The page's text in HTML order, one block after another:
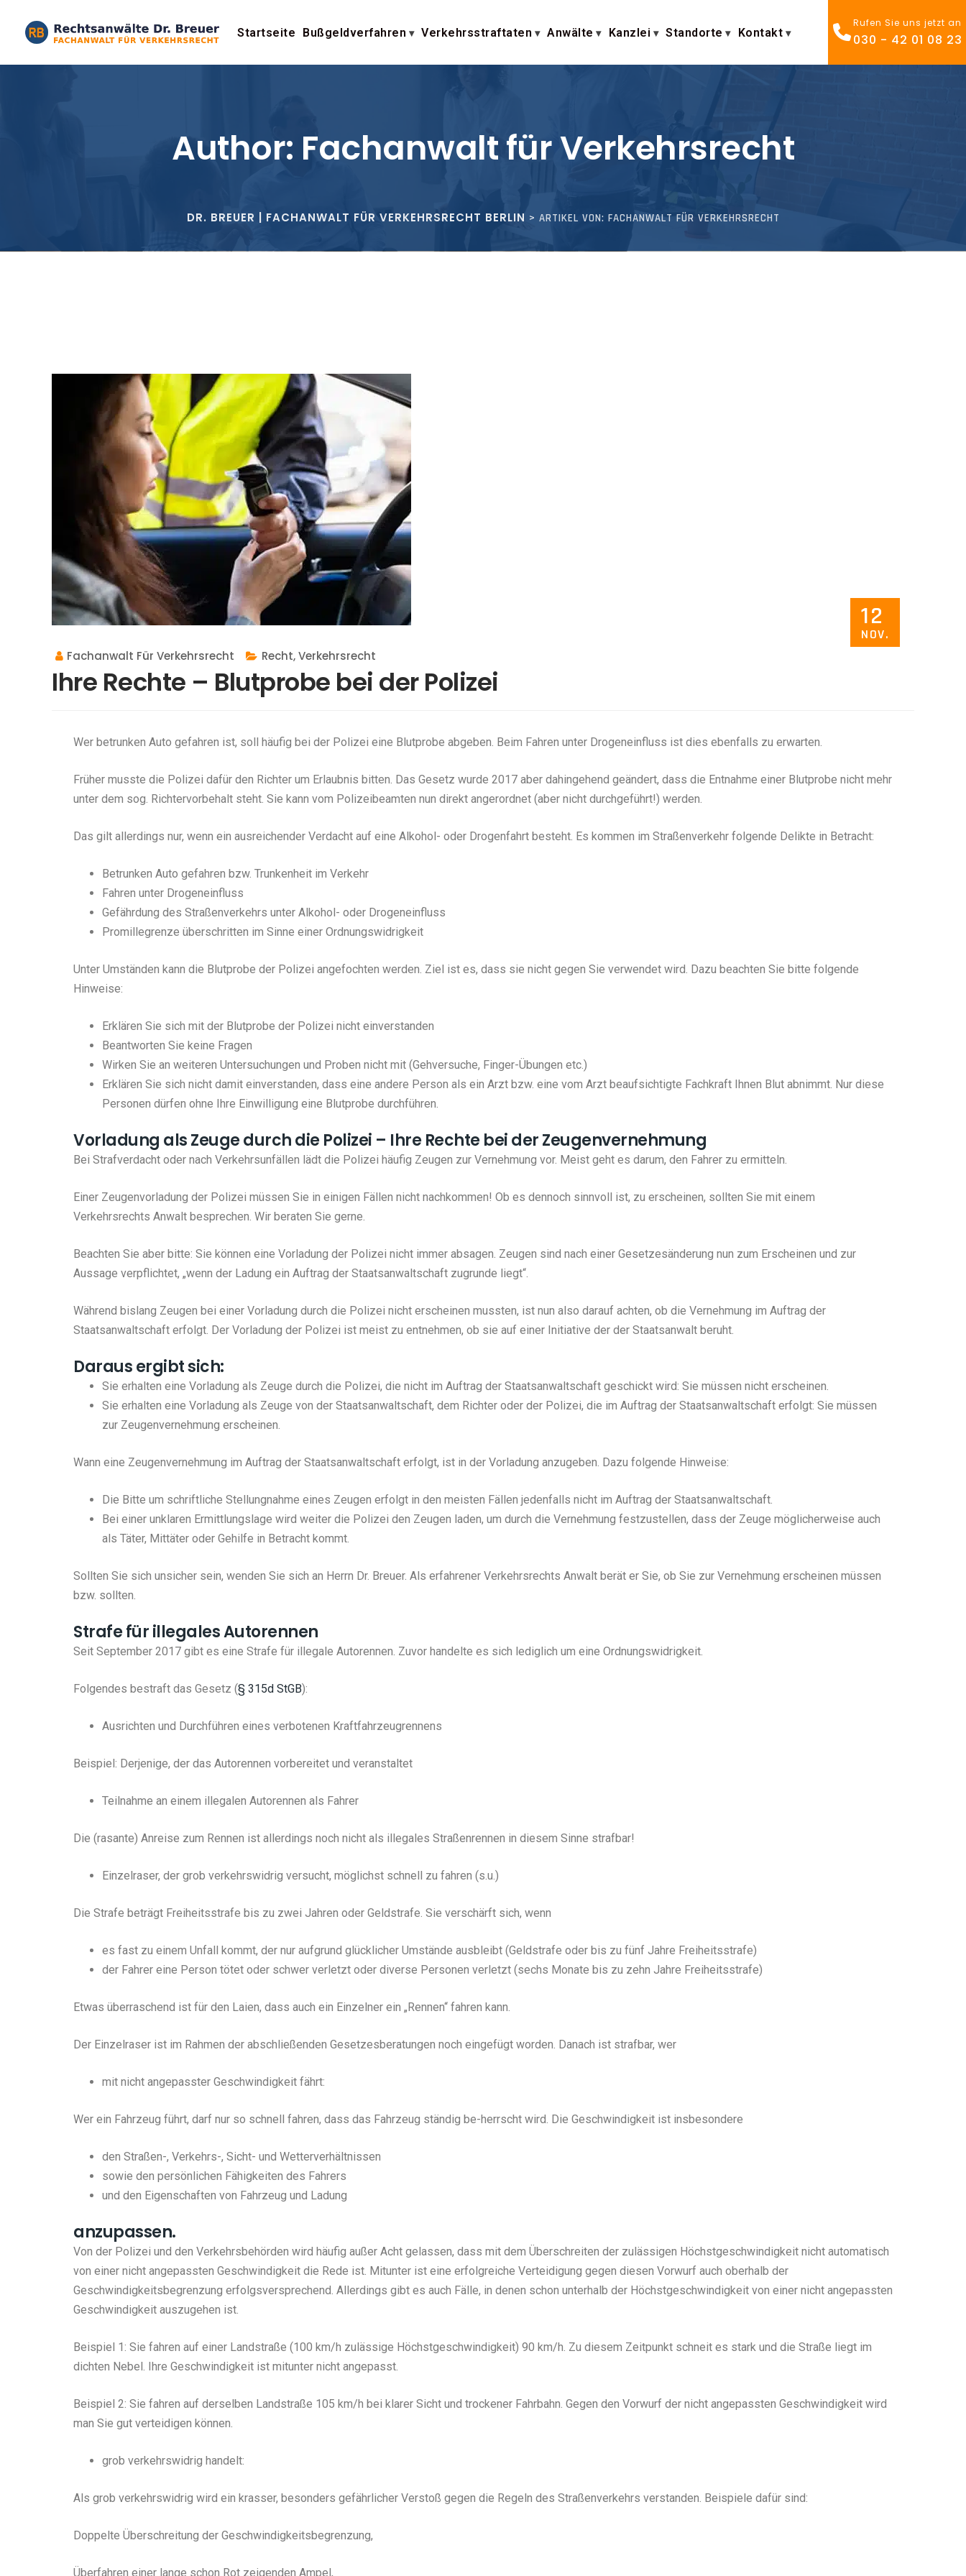
Startseite Bußgeldverfahren Verkehrsstraftaten Anwälte Kanzlei Standorte Kontakt
Rufen Sie uns jetzt an
030 - 42 01 08 23
Author: Fachanwalt für Verkehrsrecht
DR. BREUER | FACHANWALT FÜR VERKEHRSRECHT BERLIN > ARTIKEL VON: FACHANWALT FÜR VERKEHRSRECHT
12
NOV.
Fachanwalt Für Verkehrsrecht Recht,Verkehrsrecht
Ihre Rechte – Blutprobe bei der Polizei
Wer betrunken Auto gefahren ist, soll häufig bei der Polizei eine Blutprobe abgeben. Beim Fahren unter Drogeneinfluss ist dies ebenfalls zu erwarten.
Früher musste die Polizei dafür den Richter um Erlaubnis bitten. Das Gesetz wurde 2017 aber dahingehend geändert, dass die Entnahme einer Blutprobe nicht mehr
unter dem sog. Richtervorbehalt steht. Sie kann vom Polizeibeamten nun direkt angerordnet (aber nicht durchgeführt!) werden.
Das gilt allerdings nur, wenn ein ausreichender Verdacht auf eine Alkohol- oder Drogenfahrt besteht. Es kommen im Straßenverkehr folgende Delikte in Betracht:
Betrunken Auto gefahren bzw. Trunkenheit im Verkehr
Fahren unter Drogeneinfluss
Gefährdung des Straßenverkehrs unter Alkohol- oder Drogeneinfluss
Promillegrenze überschritten im Sinne einer Ordnungswidrigkeit
Unter Umständen kann die Blutprobe der Polizei angefochten werden. Ziel ist es, dass sie nicht gegen Sie verwendet wird. Dazu beachten Sie bitte folgende
Hinweise:
Erklären Sie sich mit der Blutprobe der Polizei nicht einverstanden
Beantworten Sie keine Fragen
Wirken Sie an weiteren Untersuchungen und Proben nicht mit (Gehversuche, Finger-Übungen etc.)
Erklären Sie sich nicht damit einverstanden, dass eine andere Person als ein Arzt bzw. eine vom Arzt beaufsichtigte Fachkraft Ihnen Blut abnimmt. Nur diese
Personen dürfen ohne Ihre Einwilligung eine Blutprobe durchführen.
Vorladung als Zeuge durch die Polizei – Ihre Rechte bei der Zeugenvernehmung
Bei Strafverdacht oder nach Verkehrsunfällen lädt die Polizei häufig Zeugen zur Vernehmung vor. Meist geht es darum, den Fahrer zu ermitteln.
Einer Zeugenvorladung der Polizei müssen Sie in einigen Fällen nicht nachkommen! Ob es dennoch sinnvoll ist, zu erscheinen, sollten Sie mit einem
Verkehrsrechts Anwalt besprechen. Wir beraten Sie gerne.
Beachten Sie aber bitte: Sie können eine Vorladung der Polizei nicht immer absagen. Zeugen sind nach einer Gesetzesänderung nun zum Erscheinen und zur
Aussage verpflichtet, „wenn der Ladung ein Auftrag der Staatsanwaltschaft zugrunde liegt“.
Während bislang Zeugen bei einer Vorladung durch die Polizei nicht erscheinen mussten, ist nun also darauf achten, ob die Vernehmung im Auftrag der
Staatsanwaltschaft erfolgt. Der Vorladung der Polizei ist meist zu entnehmen, ob sie auf einer Initiative der der Staatsanwalt beruht.
Daraus ergibt sich:
Sie erhalten eine Vorladung als Zeuge durch die Polizei, die nicht im Auftrag der Staatsanwaltschaft geschickt wird: Sie müssen nicht erscheinen.
Sie erhalten eine Vorladung als Zeuge von der Staatsanwaltschaft, dem Richter oder der Polizei, die im Auftrag der Staatsanwaltschaft erfolgt: Sie müssen
zur Zeugenvernehmung erscheinen.
Wann eine Zeugenvernehmung im Auftrag der Staatsanwaltschaft erfolgt, ist in der Vorladung anzugeben. Dazu folgende Hinweise:
Die Bitte um schriftliche Stellungnahme eines Zeugen erfolgt in den meisten Fällen jedenfalls nicht im Auftrag der Staatsanwaltschaft.
Bei einer unklaren Ermittlungslage wird weiter die Polizei den Zeugen laden, um durch die Vernehmung festzustellen, dass der Zeuge möglicherweise auch
als Täter, Mittäter oder Gehilfe in Betracht kommt.
Sollten Sie sich unsicher sein, wenden Sie sich an Herrn Dr. Breuer. Als erfahrener Verkehrsrechts Anwalt berät er Sie, ob Sie zur Vernehmung erscheinen müssen
bzw. sollten.
Strafe für illegales Autorennen
Seit September 2017 gibt es eine Strafe für illegale Autorennen. Zuvor handelte es sich lediglich um eine Ordnungswidrigkeit.
Folgendes bestraft das Gesetz (§ 315d StGB):
Ausrichten und Durchführen eines verbotenen Kraftfahrzeugrennens
Beispiel: Derjenige, der das Autorennen vorbereitet und veranstaltet
Teilnahme an einem illegalen Autorennen als Fahrer
Die (rasante) Anreise zum Rennen ist allerdings noch nicht als illegales Straßenrennen in diesem Sinne strafbar!
Einzelraser, der grob verkehrswidrig versucht, möglichst schnell zu fahren (s.u.)
Die Strafe beträgt Freiheitsstrafe bis zu zwei Jahren oder Geldstrafe. Sie verschärft sich, wenn
es fast zu einem Unfall kommt, der nur aufgrund glücklicher Umstände ausbleibt (Geldstrafe oder bis zu fünf Jahre Freiheitsstrafe)
der Fahrer eine Person tötet oder schwer verletzt oder diverse Personen verletzt (sechs Monate bis zu zehn Jahre Freiheitsstrafe)
Etwas überraschend ist für den Laien, dass auch ein Einzelner ein „Rennen“ fahren kann.
Der Einzelraser ist im Rahmen der abschließenden Gesetzesberatungen noch eingefügt worden. Danach ist strafbar, wer
mit nicht angepasster Geschwindigkeit fährt:
Wer ein Fahrzeug führt, darf nur so schnell fahren, dass das Fahrzeug ständig be-herrscht wird. Die Geschwindigkeit ist insbesondere
den Straßen-, Verkehrs-, Sicht- und Wetterverhältnissen
sowie den persönlichen Fähigkeiten des Fahrers
und den Eigenschaften von Fahrzeug und Ladung
anzupassen.
Von der Polizei und den Verkehrsbehörden wird häufig außer Acht gelassen, dass mit dem Überschreiten der zulässigen Höchstgeschwindigkeit nicht automatisch
von einer nicht angepassten Geschwindigkeit die Rede ist. Mitunter ist eine erfolgreiche Verteidigung gegen diesen Vorwurf auch oberhalb der
Geschwindigkeitsbegrenzung erfolgsversprechend. Allerdings gibt es auch Fälle, in denen schon unterhalb der Höchstgeschwindigkeit von einer nicht angepassten
Geschwindigkeit auszugehen ist.
Beispiel 1: Sie fahren auf einer Landstraße (100 km/h zulässige Höchstgeschwindigkeit) 90 km/h. Zu diesem Zeitpunkt schneit es stark und die Straße liegt im
dichten Nebel. Ihre Geschwindigkeit ist mitunter nicht angepasst.
Beispiel 2: Sie fahren auf derselben Landstraße 105 km/h bei klarer Sicht und trockener Fahrbahn. Gegen den Vorwurf der nicht angepassten Geschwindigkeit wird
man Sie gut verteidigen können.
grob verkehrswidrig handelt:
Als grob verkehrswidrig wird ein krasser, besonders gefährlicher Verstoß gegen die Regeln des Straßenverkehrs verstanden. Beispiele dafür sind:
Doppelte Überschreitung der Geschwindigkeitsbegrenzung,
Überfahren einer lange schon Rot zeigenden Ampel,